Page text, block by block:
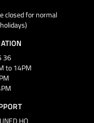
closed for normal
36
to 14PM
HQ